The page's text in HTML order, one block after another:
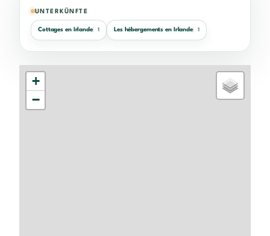
UNTERKÜNFTE
Cottages en Irlande 1 Les hébergements en Irlande 1
+
−